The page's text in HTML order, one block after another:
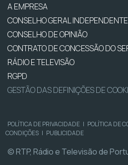
A EMPRESA
CONSELHO GERAL INDEPENDENTE
CONSELHO DE OPINIÃO
CONTRATO DE CONCESSÃO DO
RÁDIO E TELEVISÃO
RGPD
GESTÃO DAS DEFINIÇÕES DE
POLÍTICA DE PRIVACIDADE | POLÍTICA DE
CONDIÇÕES | PUBLICIDADE
© RTP, Rádio e Televisão de